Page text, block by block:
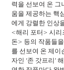
력을 선보여 온 그
움을 제공하는 핵
에게 강렬한 인상
<해리 포터> 시리
돈> 등의 작품들
를 선보여 온 제이
자인 ‘존 갓프리’